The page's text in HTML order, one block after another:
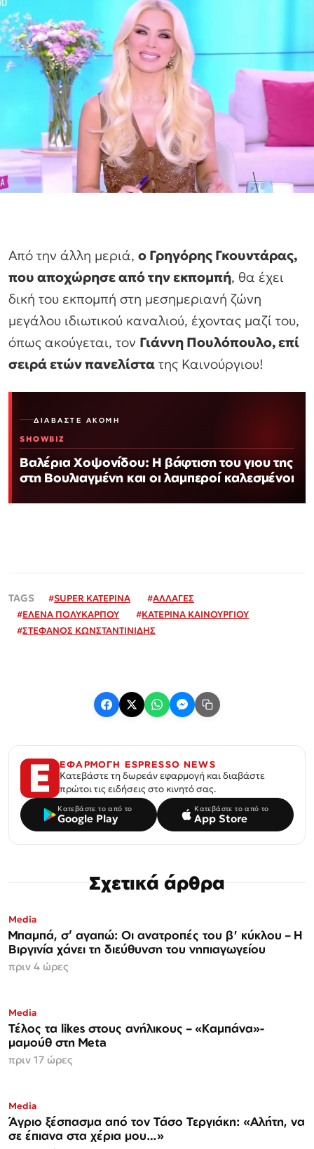
Από την άλλη μεριά, ο Γρηγόρης Γκουντάρας,
που αποχώρησε από την εκπομπή, θα έχει
δική του εκπομπή στη μεσημεριανή ζώνη
μεγάλου ιδιωτικού καναλιού, έχοντας μαζί του,
όπως ακούγεται, τον Γιάννη Πουλόπουλο, επί
σειρά ετών πανελίστα της Καινούργιου!
ΔΙΑΒΆΣΤΕ ΑΚΌΜΗ
SHOWBIZ
Βαλέρια Χοψονίδου: Η βάφτιση του γιου της
στη Βουλιαγμένη και οι λαμπεροί καλεσμένοι
#SUPER ΚΑΤΕΡΙΝΑ #ΑΛΛΑΓΕΣ
#ΕΛΕΝΑ ΠΟΛΥΚΑΡΠΟΥ #ΚΑΤΕΡΙΝΑ ΚΑΙΝΟΥΡΓΙΟΥ
#ΣΤΕΦΑΝΟΣ ΚΩΝΣΤΑΝΤΙΝΙΔΗΣ
ΕΦΑΡΜΟΓΗ ESPRESSO NEWS
Κατεβάστε τη δωρεάν εφαρμογή και διαβάστε
πρώτοι τις ειδήσεις στο κινητό σας.
Κατεβάστε το από το
Google Play
Κατεβάστε το από το
App Store
Σχετικά άρθρα
Media
Μπαμπά, σ’ αγαπώ: Οι ανατροπές του β' κύκλου – Η
Βιργινία χάνει τη διεύθυνση του νηπιαγωγείου
πριν 4 ώρες
Media
Τέλος τα likes στους ανήλικους – «Καμπάνα»-
μαμούθ στη Meta
πριν 17 ώρες
Media
Άγριο ξέσπασμα από τον Τάσο Τεργιάκη: «Αλήτη, να
σε έπιανα στα χέρια μου…»